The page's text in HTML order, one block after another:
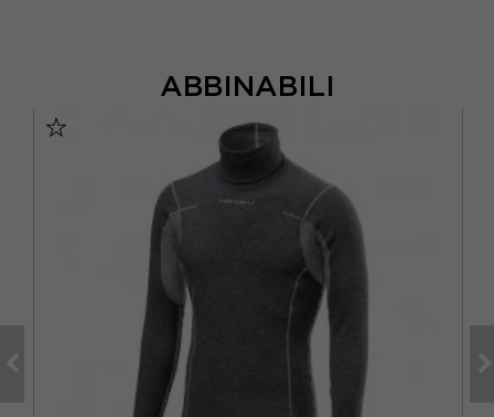
ABBINABILI